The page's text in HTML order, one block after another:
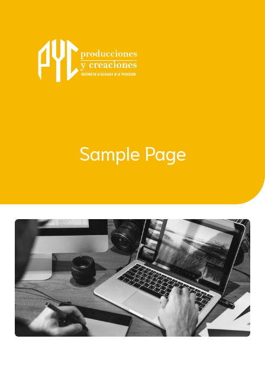
Sample Page